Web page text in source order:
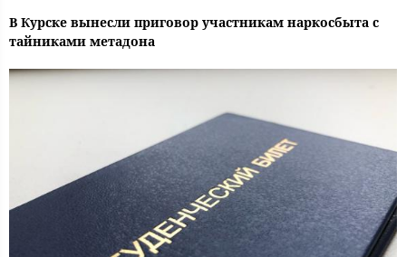
В Курске вынесли приговор участникам наркосбыта с
тайниками метадона